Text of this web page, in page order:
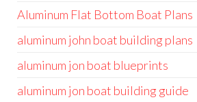
Aluminum Flat Bottom Boat Plans
aluminum john boat building plans
aluminum jon boat blueprints
aluminum jon boat building guide